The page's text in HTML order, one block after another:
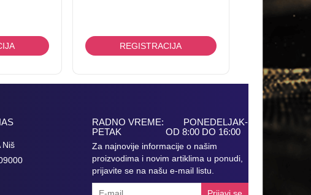
REGISTRACIJA
Niš
RADNO VREME: PONEDELJAK-
PETAK OD 8:00 DO 16:00
Za najnovije informacije o našim
proizvodima i novim artiklima u ponudi,
prijavite se na našu e-mail listu.
Prijavi se